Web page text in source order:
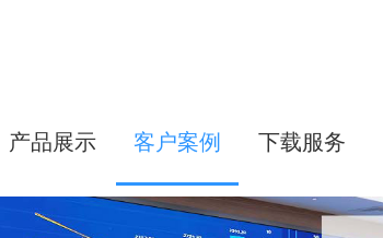
产品展示 客户案例 下载服务